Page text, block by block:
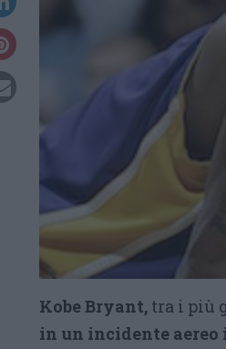
Kobe Bryant, tra i più
in un incidente